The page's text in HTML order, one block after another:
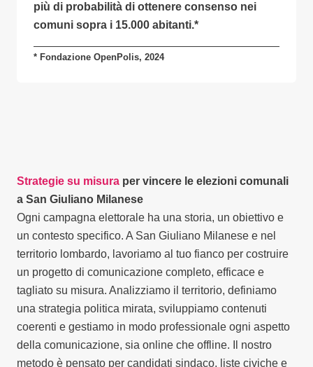
più di probabilità di ottenere consenso nei
comuni sopra i 15.000 abitanti.*
* Fondazione OpenPolis, 2024
Strategie su misura per vincere le elezioni comunali
a San Giuliano Milanese
Ogni campagna elettorale ha una storia, un obiettivo e
un contesto specifico. A San Giuliano Milanese e nel
territorio lombardo, lavoriamo al tuo fianco per costruire
un progetto di comunicazione completo, efficace e
tagliato su misura. Analizziamo il territorio, definiamo
una strategia politica mirata, sviluppiamo contenuti
coerenti e gestiamo in modo professionale ogni aspetto
della comunicazione, sia online che offline. Il nostro
metodo è pensato per candidati sindaco, liste civiche e